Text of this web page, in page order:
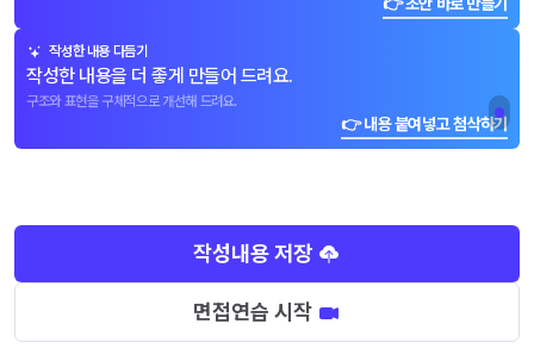
작성한 내용 다듬기
작성한 내용을 더 좋게 만들어 드려요.
구조와 표현을 구체적으로 개선해 드려요.
👉 내용 붙여넣고 첨삭하기
작성내용 저장
면접연습 시작